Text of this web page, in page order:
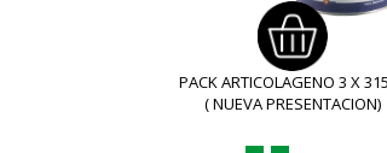
PACK ARTICOLAGENO 3 X
( NUEVA PRESENTACION)